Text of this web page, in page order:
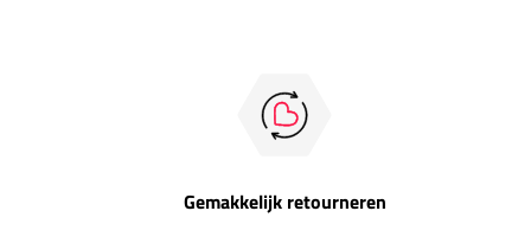
Gemakkelijk retourneren